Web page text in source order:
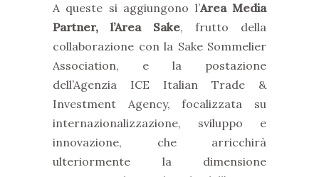
A queste si aggiungono l’Area Media
Partner, l’Area Sake, frutto della
collaborazione con la Sake Sommelier
Association, e la postazione
dell’Agenzia ICE Italian Trade &
Investment Agency, focalizzata su
internazionalizzazione, sviluppo e
innovazione, che arricchirà
ulteriormente la dimensione